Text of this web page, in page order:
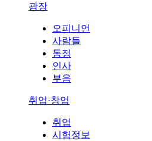
광장
오피니언
사람들
동정
인사
부음
취업·창업
취업
시험정보